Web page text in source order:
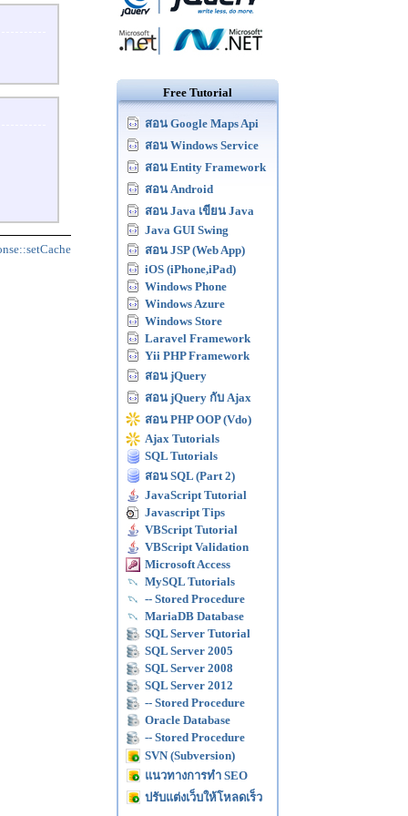
Free Tutorial
สอน Google Maps Api
สอน Windows Service
สอน Entity Framework
สอน Android
สอน Java เขียน Java
Java GUI Swing
สอน JSP (Web App)
iOS (iPhone,iPad)
Windows Phone
Windows Azure
Windows Store
Laravel Framework
Yii PHP Framework
สอน jQuery
สอน jQuery กับ Ajax
สอน PHP OOP (Vdo)
Ajax Tutorials
SQL Tutorials
สอน SQL (Part 2)
JavaScript Tutorial
Javascript Tips
VBScript Tutorial
VBScript Validation
Microsoft Access
MySQL Tutorials
-- Stored Procedure
MariaDB Database
SQL Server Tutorial
SQL Server 2005
SQL Server 2008
SQL Server 2012
-- Stored Procedure
Oracle Database
-- Stored Procedure
SVN (Subversion)
แนวทางการทำ SEO
ปรับแต่งเว็บให้โหลดเร็ว